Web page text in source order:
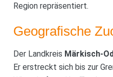
Region repräsentiert.
Geografische
Der Landkreis Märkisch-
Er erstreckt sich bis zur